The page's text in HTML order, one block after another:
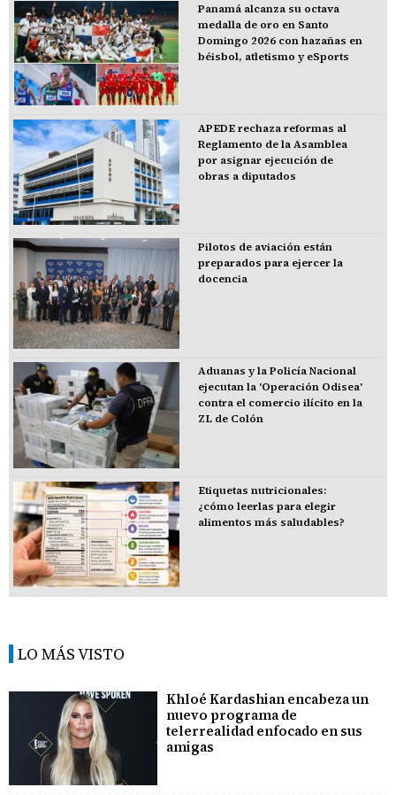
Panamá alcanza su octava
medalla de oro en Santo
Domingo 2026 con hazañas en
béisbol, atletismo y eSports
APEDE rechaza reformas al
Reglamento de la Asamblea
por asignar ejecución de
obras a diputados
Pilotos de aviación están
preparados para ejercer la
docencia
Aduanas y la Policía Nacional
ejecutan la 'Operación Odisea'
contra el comercio ilícito en la
ZL de Colón
Etiquetas nutricionales:
¿cómo leerlas para elegir
alimentos más saludables?
LO MÁS VISTO
Khloé Kardashian encabeza un
nuevo programa de
telerrealidad enfocado en sus
amigas